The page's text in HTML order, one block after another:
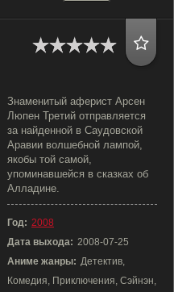
Знаменитый аферист Арсен
Люпен Третий отправляется
за найденной в Саудовской
Аравии волшебной лампой,
якобы той самой,
упоминавшейся в сказках об
Алладине.
Год: 2008
Дата выхода: 2008-07-25
Аниме жанры: Детектив,
Комедия, Приключения, Сэйнэн,